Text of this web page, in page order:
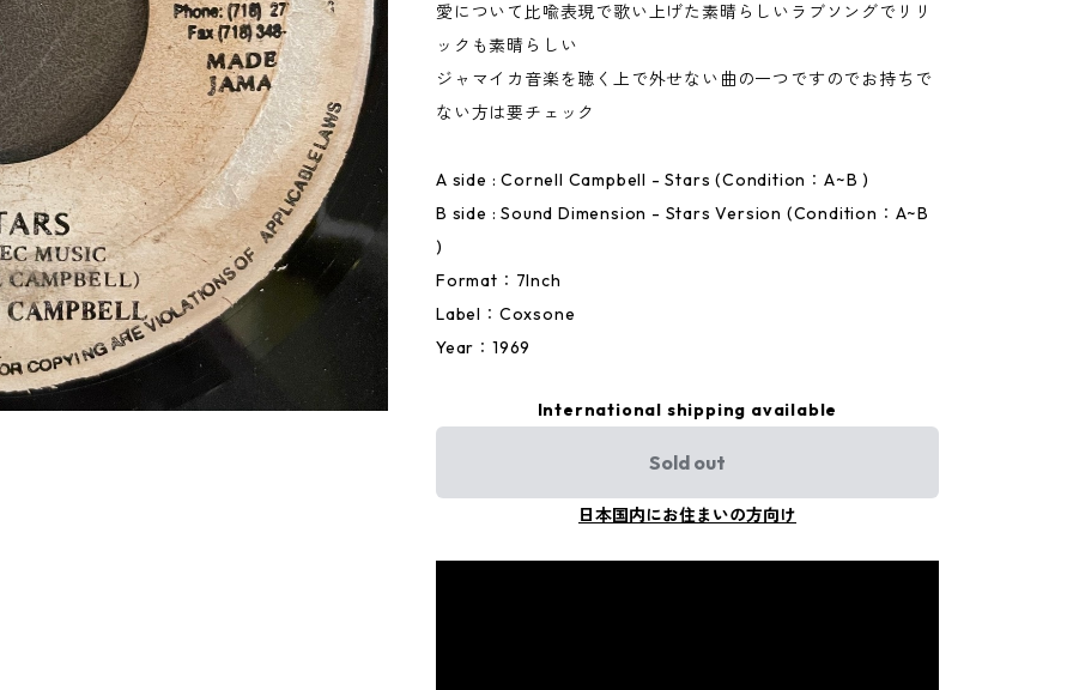
愛について比喩表現で歌い上げた素晴らしいラブソングでリリ
ックも素晴らしい
ジャマイカ音楽を聴く上で外せない曲の一つですのでお持ちで
ない方は要チェック
A side : Cornell Campbell - Stars (Condition：A~B )
B side : Sound Dimension - Stars Version (Condition：A~B
)
Format：7Inch
Label：Coxsone
Year：1969
International shipping available
Sold out
日本国内にお住まいの方向け